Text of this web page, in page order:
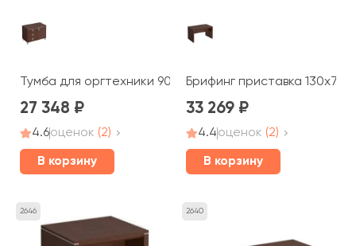
Тумба для оргтехники 90x50x63,3 Cosmo
27 348
4.6оценок (2)
В корзину
Брифинг приставка
33 269
4.4оценок (2)
В корзину
2646 2640